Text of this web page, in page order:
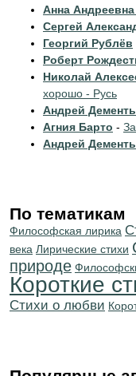
Анна
Сергей
Георгий Рублёв
Роберт
Николай
хорошо - Русь
Андрей
Агния Барто -
Андрей
По тематикам
Философская лирика
века Лирические стихи
природе
Короткие
Стихи о любви